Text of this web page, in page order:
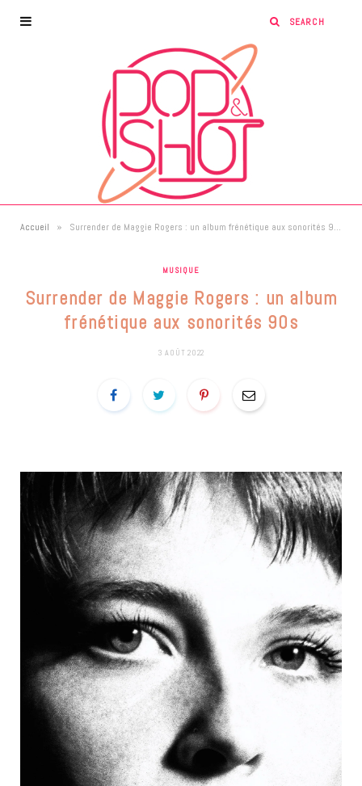
Accueil » Surrender de Maggie Rogers : un album frénétique aux sonorités 90s
MUSIQUE
Surrender de Maggie Rogers : un album
frénétique aux sonorités 90s
3 AOÛT 2022